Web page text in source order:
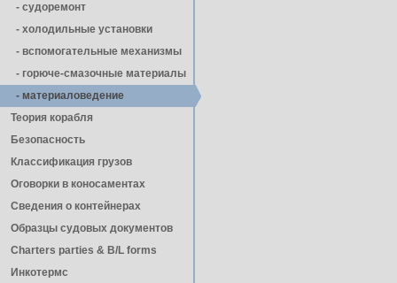
- cудоремонт
- холодильные установки
- вспомогательные механизмы
- горюче-смазочные материалы
- материаловедение
Теория корабля
Безопасность
Классификация грузов
Оговорки в коносаментах
Сведения о контейнерах
Образцы судовых документов
Charters parties & B/L forms
Инкотермс